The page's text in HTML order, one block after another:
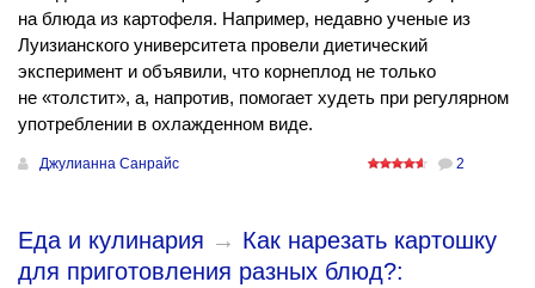
на блюда из картофеля. Например, недавно ученые из
Луизианского университета провели диетический
эксперимент и объявили, что корнеплод не только
не «толстит», а, напротив, помогает худеть при регулярном
употреблении в охлажденном виде.
Джулианна Санрайс 2
Еда и кулинария → Как нарезать картошку
для приготовления разных блюд?: